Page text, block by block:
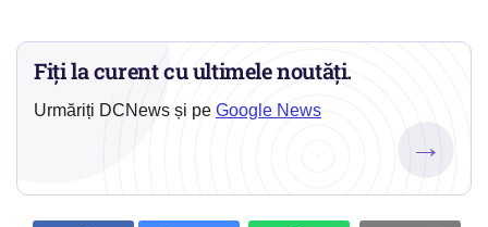
Fiți la curent cu ultimele noutăți.
Urmăriți DCNews și pe Google News
→